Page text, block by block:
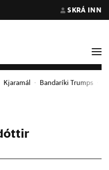
SKRÁ INN
Kjaramál Bandaríki Trumps